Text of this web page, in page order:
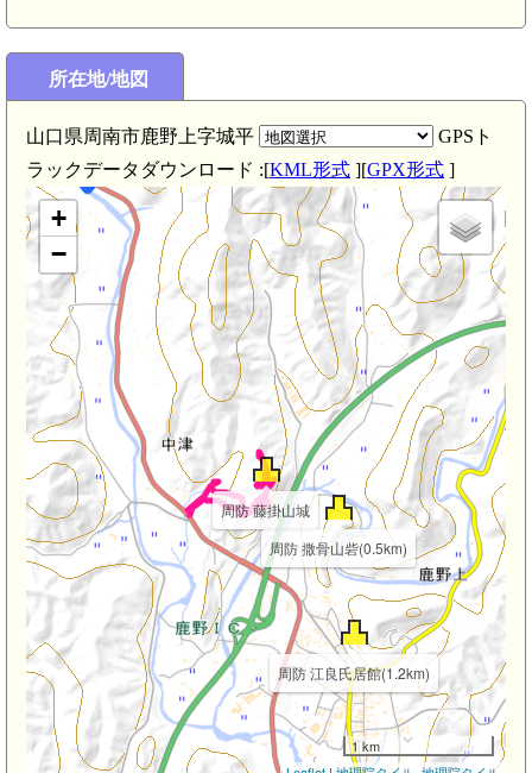
所在地/地図
山口県周南市鹿野上字城平
GPSト
ラックデータダウンロード :[KML形式 ][GPX形式 ]
周防 藤掛山城
周防 撒骨山砦(0.5km)
周防 江良氏居館(1.2km)
+
−
1 km